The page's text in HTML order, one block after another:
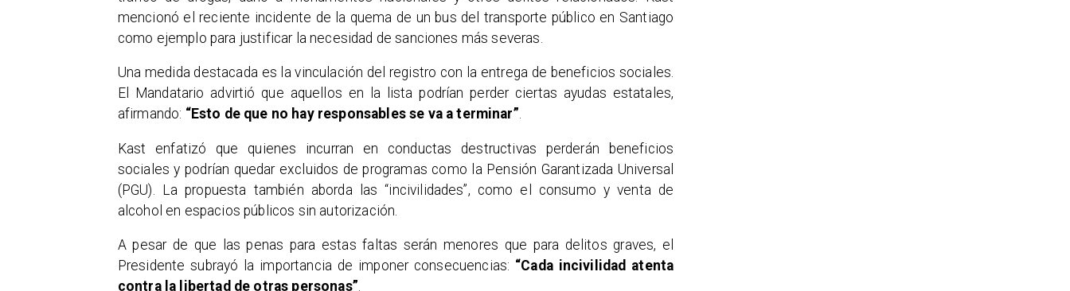
mencionó el reciente incidente de la quema de un bus del transporte público en Santiago
como ejemplo para justificar la necesidad de sanciones más severas.
Una medida destacada es la vinculación del registro con la entrega de beneficios sociales.
El Mandatario advirtió que aquellos en la lista podrían perder ciertas ayudas estatales,
afirmando: “Esto de que no hay responsables se va a terminar”.
Kast enfatizó que quienes incurran en conductas destructivas perderán beneficios
sociales y podrían quedar excluidos de programas como la Pensión Garantizada Universal
(PGU). La propuesta también aborda las “incivilidades”, como el consumo y venta de
alcohol en espacios públicos sin autorización.
A pesar de que las penas para estas faltas serán menores que para delitos graves, el
Presidente subrayó la importancia de imponer consecuencias: “Cada incivilidad atenta
contra la libertad de otras personas”.